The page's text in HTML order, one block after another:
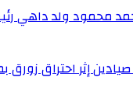
محمود ولد داهي
إثر احتراق زورق